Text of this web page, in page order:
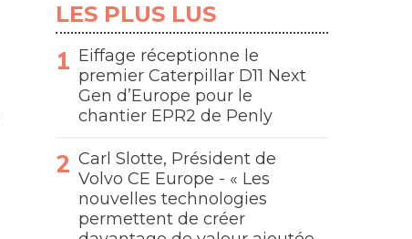
LES PLUS LUS
Eiffage réceptionne le
premier Caterpillar D11 Next
Gen d’Europe pour le
chantier EPR2 de Penly
Carl Slotte, Président de
Volvo CE Europe - « Les
nouvelles technologies
permettent de créer